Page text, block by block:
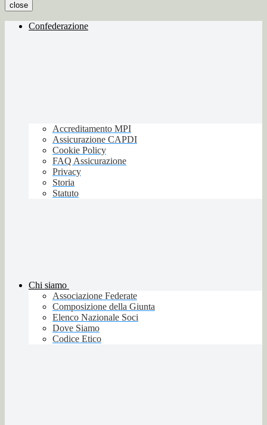
close
Confederazione
Accreditamento MPI
Assicurazione CAPDI
Cookie Policy
FAQ Assicurazione
Privacy
Storia
Statuto
Chi siamo
Associazione Federate
Composizione della Giunta
Elenco Nazionale Soci
Dove Siamo
Codice Etico